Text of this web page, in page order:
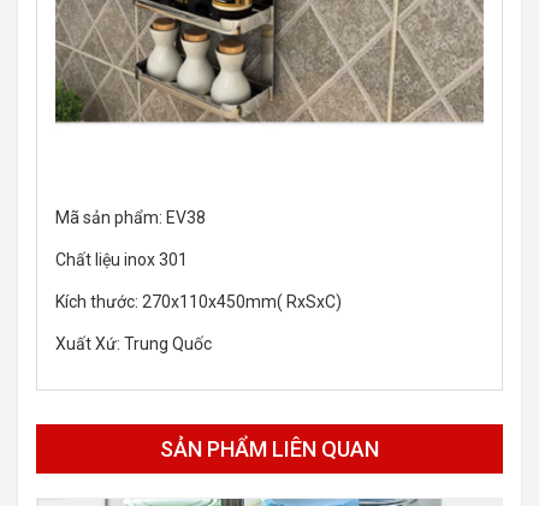
Mã sản phẩm: EV38
Chất liệu inox 301
Kích thước: 270x110x450mm( RxSxC)
Xuất Xứ: Trung Quốc
SẢN PHẨM LIÊN QUAN